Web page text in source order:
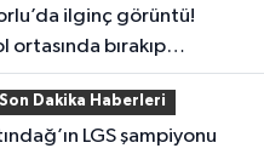
ortasında bırakıp
uyudu
Dakika Haberleri